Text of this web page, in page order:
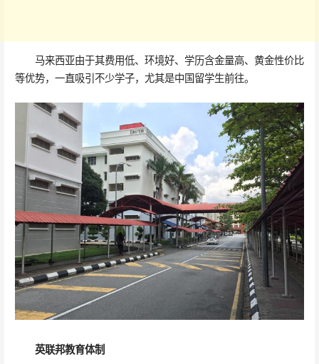
马来西亚由于其费用低、环境好、学历含金量高、黄金性价比
等优势，一直吸引不少学子，尤其是中国留学生前往。
英联邦教育体制